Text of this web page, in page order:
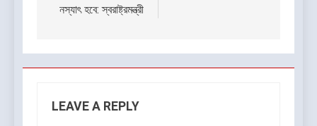
নস্যাৎ হবে: স্বরাষ্ট্রমন্ত্রী
LEAVE A REPLY